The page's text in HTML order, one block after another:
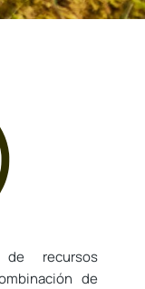
de recursos
de